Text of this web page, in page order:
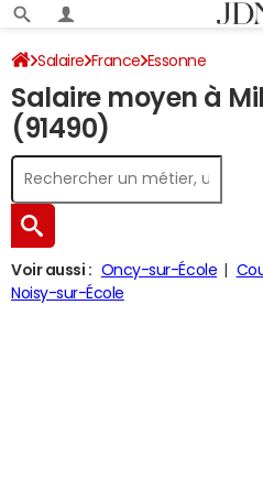
Salaire France Essonne
Salaire moyen à
(91490)
Voir aussi : Oncy-sur-École
Noisy-sur-École